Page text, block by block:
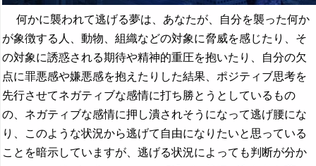
何かに襲われて逃げる夢は、あなたが、自分を襲った何か
が象徴する人、動物、組織などの対象に脅威を感じたり、そ
の対象に誘惑される期待や精神的重圧を抱いたり、自分の欠
点に罪悪感や嫌悪感を抱えたりした結果、ポジティブ思考を
先行させてネガティブな感情に打ち勝とうとしているもの
の、ネガティブな感情に押し潰されそうになって逃げ腰にな
り、このような状況から逃げて自由になりたいと思っている
ことを暗示していますが、逃げる状況によっても判断が分か